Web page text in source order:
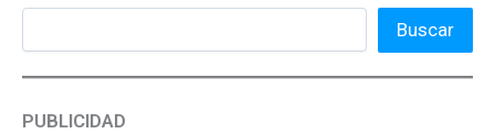
Buscar
PUBLICIDAD